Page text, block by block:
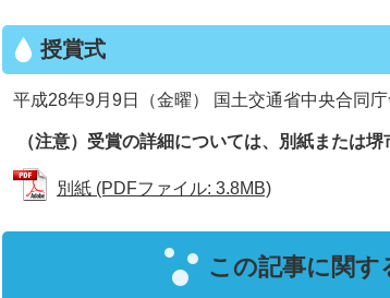
授賞式
平成28年9月9日（金曜） 国土交通省中央合同
（注意）受賞の詳細については、別紙または
別紙 (PDFファイル: 3.8MB)
この記事に関す